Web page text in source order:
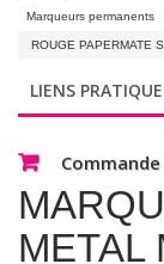
Marqueurs permanents
ROUGE PAPERMATE
LIENS
Commande
METAL